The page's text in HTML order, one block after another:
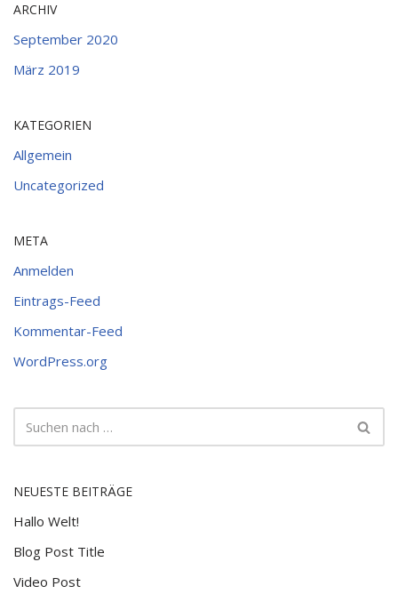
ARCHIV
September 2020
März 2019
KATEGORIEN
Allgemein
Uncategorized
META
Anmelden
Eintrags-Feed
Kommentar-Feed
WordPress.org
NEUESTE BEITRÄGE
Hallo Welt!
Blog Post Title
Video Post